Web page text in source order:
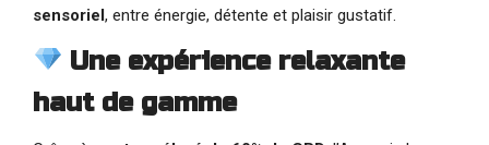
sensoriel, entre énergie, détente et plaisir gustatif.
Une expérience relaxante
haut de gamme